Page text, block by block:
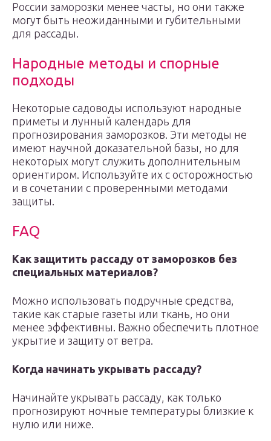
России заморозки менее часты, но они также
могут быть неожиданными и губительными
для рассады.
Народные методы и спорные
подходы
Некоторые садоводы используют народные
приметы и лунный календарь для
прогнозирования заморозков. Эти методы не
имеют научной доказательной базы, но для
некоторых могут служить дополнительным
ориентиром. Используйте их с осторожностью
и в сочетании с проверенными методами
защиты.
FAQ
Как защитить рассаду от заморозков без
специальных материалов?
Можно использовать подручные средства,
такие как старые газеты или ткань, но они
менее эффективны. Важно обеспечить плотное
укрытие и защиту от ветра.
Когда начинать укрывать рассаду?
Начинайте укрывать рассаду, как только
прогнозируют ночные температуры близкие к
нулю или ниже.